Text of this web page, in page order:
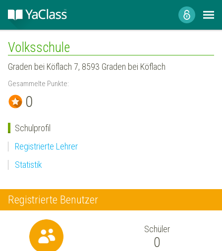
Volksschule
Graden bei Köflach 7, 8593 Graden bei Köflach
Gesammelte Punkte:
0
Schulprofil
Registrierte Lehrer
Statistik
Registrierte Benutzer
Schüler
0